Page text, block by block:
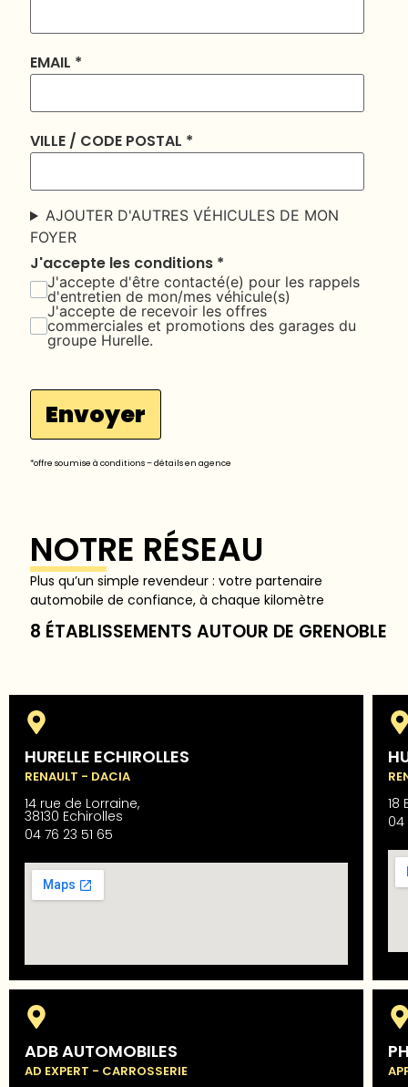
EMAIL *
VILLE / CODE POSTAL *
AJOUTER D'AUTRES VÉHICULES DE MON
FOYER
J'accepte les conditions *
J'accepte d'être contacté(e) pour les rappels
d'entretien de mon/mes véhicule(s)
J'accepte de recevoir les offres
commerciales et promotions des garages du
groupe Hurelle.
Envoyer
*offre soumise à conditions – détails en agence
NOTRE RÉSEAU
Plus qu’un simple revendeur : votre partenaire
automobile de confiance, à chaque kilomètre
8 ÉTABLISSEMENTS AUTOUR DE GRENOBLE
HURELLE ECHIROLLES
RENAULT - DACIA
14 rue de Lorraine,
38130 Echirolles
04 76 23 51 65
18
04
ADB AUTOMOBILES
AD EXPERT - CARROSSERIE